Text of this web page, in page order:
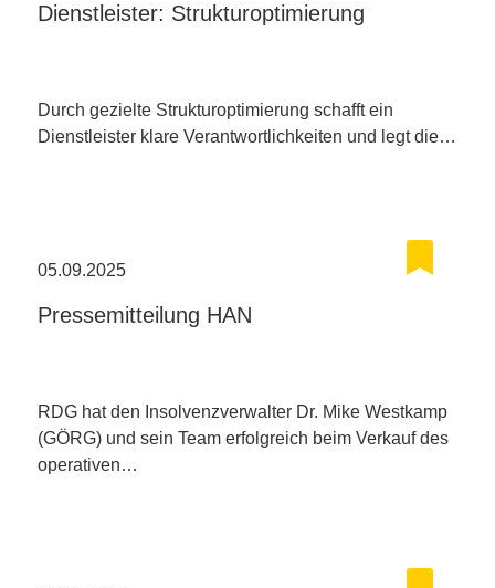
Dienstleister: Strukturoptimierung
Durch gezielte Strukturoptimierung schafft ein
Dienstleister klare Verantwortlichkeiten und legt die…
05.09.2025
Pressemitteilung HAN
RDG hat den Insolvenzverwalter Dr. Mike Westkamp
(GÖRG) und sein Team erfolgreich beim Verkauf des
operativen…